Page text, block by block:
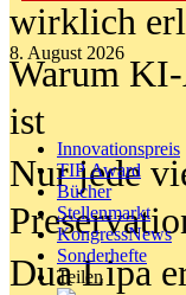
8. August 2026
Innovationspreis
TIP Award
Bücher
Stellenmarkt
KongressNews
Sonderhefte
Teilen
wirklich
Warum
ist
Nur jede
Dua Lipa